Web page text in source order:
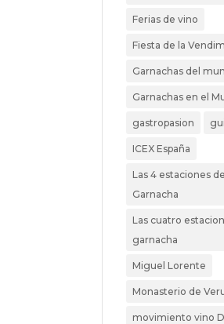
Ferias de vino
Fiesta de la
Garnachas del
Garnachas en el
gastropasion
ICEX España
Las 4 estaciones
Garnacha
Las cuatro
garnacha
Miguel Lorente
Monasterio de
movimiento vino